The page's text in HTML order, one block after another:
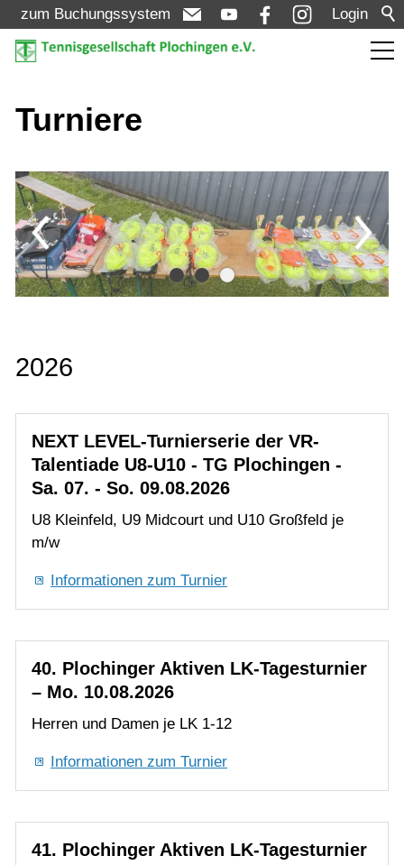
Login
zum Buchungssystem
Aktuelles
Turniere
Bezirksmeisterschaften Bezirk D - Aktive +
Senioren: 13.05. - 17.05.2026
NEXT LEVEL Turnier U8-U10: 07.08. -
09.08.2026
10-25)
LK - Tagesturnier - Aktive: 12.08.2026 (LK
01-18)
16.08.2025 (LK Turnier, J-2, DTB-Status)
16.08.2026 (LK Turnier, N-6, DTB-Status)
01-25)
LK - Tagesturnier - Jugend: 20.09.2026
20.09.2026
Mannschaften
Turniere
2026
Talentiade U8-U10 - TG Plochingen -
Sa. 07. - So. 09.08.2026
U8 Kleinfeld, U9 Midcourt und U10 Großfeld je
m/w
Informationen zum Turnier
– Mo. 10.08.2026
Herren und Damen je LK 1-12
– Di. 11.08.2026
Herren und Damen je LK 10-25